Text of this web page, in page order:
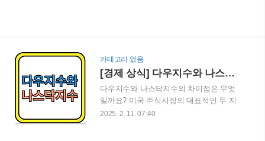
카테고리 없음
[경제 상식] 다우지수와 나스닥지수: 차이점과 투자 전략
다우지수와 나스닥지수의 차이점은 무엇
일까요? 미국 주식시장의 대표적인 두 지
수를 비교 분석하며 투자 전략을 세워보세
2025. 2. 11. 07:40